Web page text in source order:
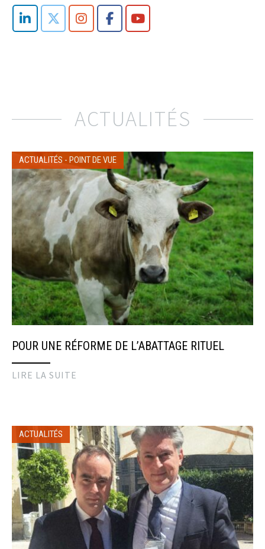
ACTUALITÉS
ACTUALITÉS - POINT DE VUE
POUR UNE RÉFORME DE L’ABATTAGE RITUEL
LIRE LA SUITE
ACTUALITÉS